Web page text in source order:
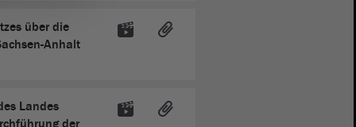
über die
Anhalt
Landes
der